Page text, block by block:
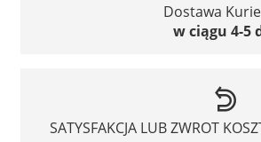
Dostawa
w ciągu 4-5
SATYSFAKCJA LUB ZWROT